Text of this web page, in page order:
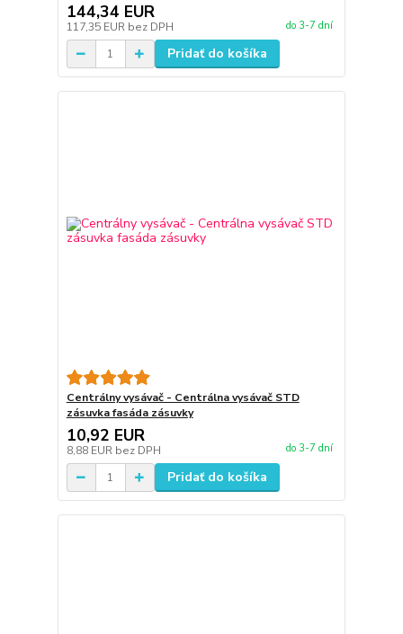
144,34 EUR
117,35 EUR bez DPH do 3-7 dní
Pridať do košíka
Centrálny vysávač - Centrálna vysávač STD
zásuvka fasáda zásuvky
10,92 EUR
8,88 EUR bez DPH do 3-7 dní
Pridať do košíka